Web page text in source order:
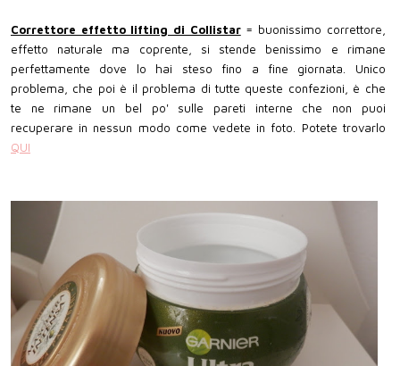
Correttore effetto lifting di Collistar= buonissimo correttore,
effetto naturale ma coprente, si stende benissimo e rimane
perfettamente dove lo hai steso fino a fine giornata. Unico
problema, che poi è il problema di tutte queste confezioni, è che
te ne rimane un bel po' sulle pareti interne che non puoi
recuperare in nessun modo come vedete in foto. Potete trovarlo
QUI